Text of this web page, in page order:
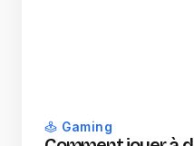
Gaming